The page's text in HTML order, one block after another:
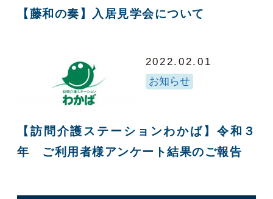
【藤和の奏】入居見学会について
2022.02.01
お知らせ
【訪問介護ステーションわかば】令和３
年 ご利用者様アンケート結果のご報告